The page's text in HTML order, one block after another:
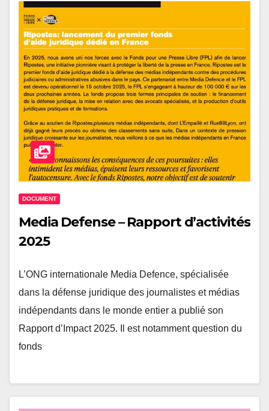
DOCUMENT
Media Defense – Rapport d’activités
2025
L’ONG internationale Media Defence, spécialisée
dans la défense juridique des journalistes et médias
indépendants dans le monde entier a publié son
Rapport d’Impact 2025. Il est notamment question du
fonds